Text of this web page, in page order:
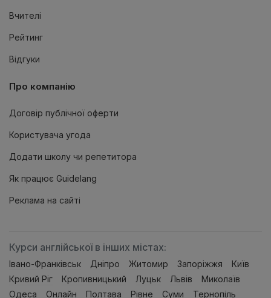
Вчителі
Рейтинг
Відгуки
Про компанію
Договір публічної оферти
Користувача угода
Додати школу чи репетитора
Як працює Guidelang
Реклама на сайтi
Курси англійської в інших містах:
Івано-Франківськ Дніпро Житомир Запоріжжя
Київ
Кривий Ріг
Кропивницький Луцьк Львів
Миколаїв
Одеса
Онлайн Полтава Рівне Суми Тернопiль